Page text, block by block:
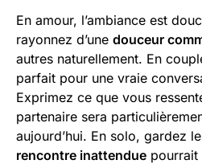
En amour, l’ambiance est
rayonnez d’une douceur
autres naturellement. En
parfait pour une vraie
Exprimez ce que vous
partenaire sera
aujourd’hui. En solo, gardez
rencontre inattendue pourrait